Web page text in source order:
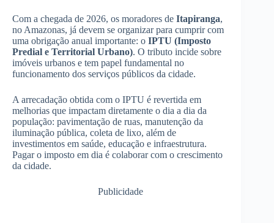
Com a chegada de 2026, os moradores de Itapiranga,
no Amazonas, já devem se organizar para cumprir com
uma obrigação anual importante: o IPTU (Imposto
Predial e Territorial Urbano). O tributo incide sobre
imóveis urbanos e tem papel fundamental no
funcionamento dos serviços públicos da cidade.
A arrecadação obtida com o IPTU é revertida em
melhorias que impactam diretamente o dia a dia da
população: pavimentação de ruas, manutenção da
iluminação pública, coleta de lixo, além de
investimentos em saúde, educação e infraestrutura.
Pagar o imposto em dia é colaborar com o crescimento
da cidade.
Publicidade